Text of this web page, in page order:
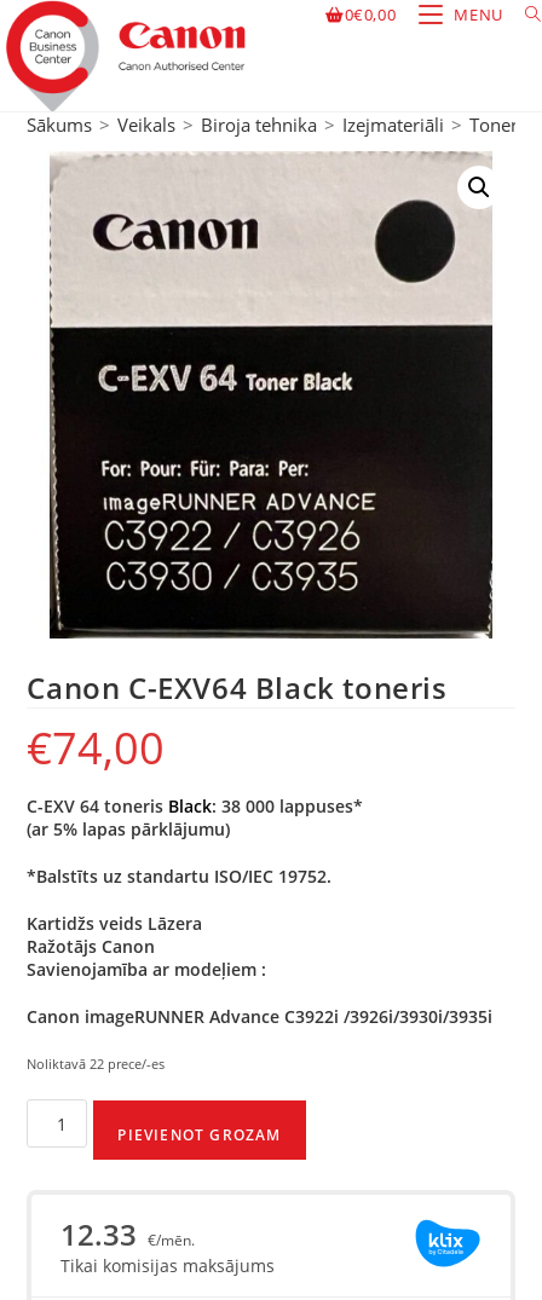
0€0,00 MENU
Sākums > Veikals > Biroja tehnika > Izejmateriāli > Toneri
Canon C-EXV64 Black toneris
€74,00
C-EXV 64 toneris Black: 38 000 lappuses*
(ar 5% lapas pārklājumu)
*Balstīts uz standartu ISO/IEC 19752.
Kartidžs veids Lāzera
Ražotājs Canon
Savienojamība ar modeļiem :
Canon imageRUNNER Advance C3922i /3926i/3930i/3935i
Noliktavā 22 prece/-es
PIEVIENOT GROZAM